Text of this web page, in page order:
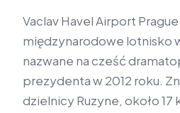
Vaclav Havel Airport
międzynarodowe lotnisko
nazwane na cześć
prezydenta w 2012 roku.
dzielnicy Ruzyne, około 17